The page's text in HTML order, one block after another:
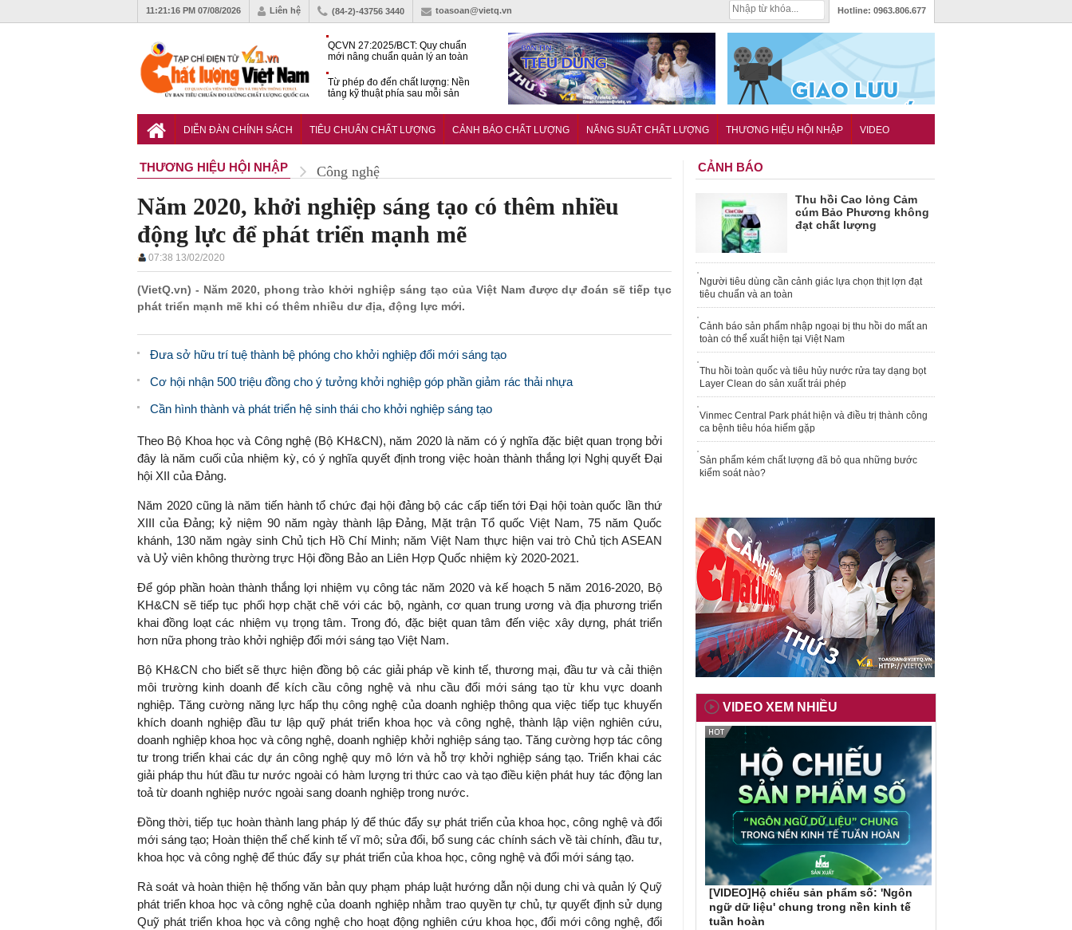
11:21:17 PM 07/08/2026 Liên hệ (84-2)-43756 3440 toasoan@vietq.vn Hotline: 0963.806.677
QCVN 27:2025/BCT: Quy chuẩn
mới nâng chuẩn quản lý an toàn
Từ phép đo đến chất lượng: Nền
tảng kỹ thuật phía sau mỗi sản
của quy hoạch đô thị tri thức tại
DIỄN ĐÀN CHÍNH SÁCH TIÊU CHUẨN CHẤT LƯỢNG CẢNH BÁO CHẤT LƯỢNG NĂNG SUẤT CHẤT LƯỢNG THƯƠNG HIỆU HỘI NHẬP VIDEO
THƯƠNG HIỆU HỘI NHẬP Công nghệ
Năm 2020, khởi nghiệp sáng tạo có thêm nhiều
động lực để phát triển mạnh mẽ
07:38 13/02/2020
(VietQ.vn) - Năm 2020, phong trào khởi nghiệp sáng tạo của Việt Nam được dự đoán sẽ tiếp tục
phát triển mạnh mẽ khi có thêm nhiều dư địa, động lực mới.
Đưa sở hữu trí tuệ thành bệ phóng cho khởi nghiệp đổi mới sáng tạo
Cơ hội nhận 500 triệu đồng cho ý tưởng khởi nghiệp góp phần giảm rác thải nhựa
Cần hình thành và phát triển hệ sinh thái cho khởi nghiệp sáng tạo
Theo Bộ Khoa học và Công nghệ (Bộ KH&CN), năm 2020 là năm có ý nghĩa đặc biệt quan trọng bởi
đây là năm cuối của nhiệm kỳ, có ý nghĩa quyết định trong việc hoàn thành thắng lợi Nghị quyết Đại
hội XII của Đảng.
Năm 2020 cũng là năm tiến hành tổ chức đại hội đảng bộ các cấp tiến tới Đại hội toàn quốc lần thứ
XIII của Đảng; kỷ niệm 90 năm ngày thành lập Đảng, Mặt trận Tổ quốc Việt Nam, 75 năm Quốc
khánh, 130 năm ngày sinh Chủ tịch Hồ Chí Minh; năm Việt Nam thực hiện vai trò Chủ tịch ASEAN
và Uỷ viên không thường trực Hội đồng Bảo an Liên Hợp Quốc nhiệm kỳ 2020-2021.
Để góp phần hoàn thành thắng lợi nhiệm vụ công tác năm 2020 và kế hoạch 5 năm 2016-2020, Bộ
KH&CN sẽ tiếp tục phối hợp chặt chẽ với các bộ, ngành, cơ quan trung ương và địa phương triển
khai đồng loạt các nhiệm vụ trọng tâm. Trong đó, đặc biệt quan tâm đến việc xây dựng, phát triển
hơn nữa phong trào khởi nghiệp đổi mới sáng tạo Việt Nam.
Bộ KH&CN cho biết sẽ thực hiện đồng bộ các giải pháp về kinh tế, thương mại, đầu tư và cải thiện
môi trường kinh doanh để kích cầu công nghệ và nhu cầu đổi mới sáng tạo từ khu vực doanh
nghiệp. Tăng cường năng lực hấp thụ công nghệ của doanh nghiệp thông qua việc tiếp tục khuyến
khích doanh nghiệp đầu tư lập quỹ phát triển khoa học và công nghệ, thành lập viện nghiên cứu,
doanh nghiệp khoa học và công nghệ, doanh nghiệp khởi nghiệp sáng tạo. Tăng cường hợp tác công
tư trong triển khai các dự án công nghệ quy mô lớn và hỗ trợ khởi nghiệp sáng tạo. Triển khai các
giải pháp thu hút đầu tư nước ngoài có hàm lượng tri thức cao và tạo điều kiện phát huy tác động lan
toả từ doanh nghiệp nước ngoài sang doanh nghiệp trong nước.
Đồng thời, tiếp tục hoàn thành lang pháp lý để thúc đẩy sự phát triển của khoa học, công nghệ và đổi
mới sáng tạo; Hoàn thiện thể chế kinh tế vĩ mô; sửa đổi, bổ sung các chính sách về tài chính, đầu tư,
khoa học và công nghệ để thúc đẩy sự phát triển của khoa học, công nghệ và đổi mới sáng tạo.
Rà soát và hoàn thiện hệ thống văn bản quy phạm pháp luật hướng dẫn nội dung chi và quản lý Quỹ
phát triển khoa học và công nghệ của doanh nghiệp nhằm trao quyền tự chủ, tự quyết định sử dụng
Quỹ phát triển khoa học và công nghệ cho hoạt động nghiên cứu khoa học, đổi mới công nghệ, đổi
CẢNH BÁO
Thu hồi Cao lỏng Cảm
cúm Bảo Phương không
đạt chất lượng
Người tiêu dùng cần cảnh giác lựa chọn thịt lợn đạt
tiêu chuẩn và an toàn
Cảnh báo sản phẩm nhập ngoại bị thu hồi do mất an
toàn có thể xuất hiện tại Việt Nam
Thu hồi toàn quốc và tiêu hủy nước rửa tay dạng bọt
Layer Clean do sản xuất trái phép
Vinmec Central Park phát hiện và điều trị thành công
ca bệnh tiêu hóa hiếm gặp
Sản phẩm kém chất lượng đã bỏ qua những bước
kiểm soát nào?
VIDEO XEM NHIỀU
[VIDEO]Hộ chiếu sản phẩm số: 'Ngôn
ngữ dữ liệu' chung trong nền kinh tế
tuần hoàn